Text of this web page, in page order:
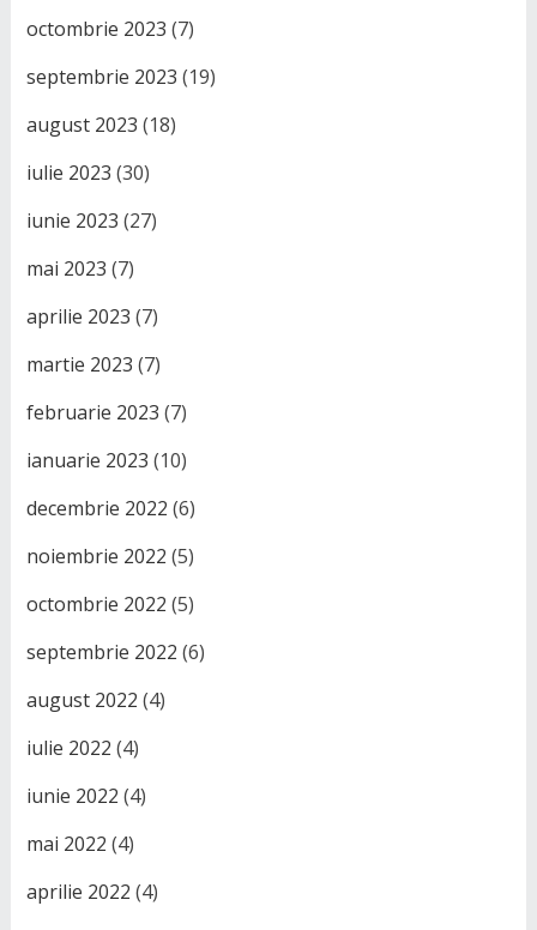
octombrie 2023 (7)
septembrie 2023 (19)
august 2023 (18)
iulie 2023 (30)
iunie 2023 (27)
mai 2023 (7)
aprilie 2023 (7)
martie 2023 (7)
februarie 2023 (7)
ianuarie 2023 (10)
decembrie 2022 (6)
noiembrie 2022 (5)
octombrie 2022 (5)
septembrie 2022 (6)
august 2022 (4)
iulie 2022 (4)
iunie 2022 (4)
mai 2022 (4)
aprilie 2022 (4)